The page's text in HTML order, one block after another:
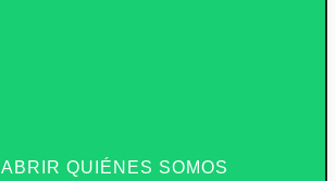
ABRIR QUIÉNES SOMOS